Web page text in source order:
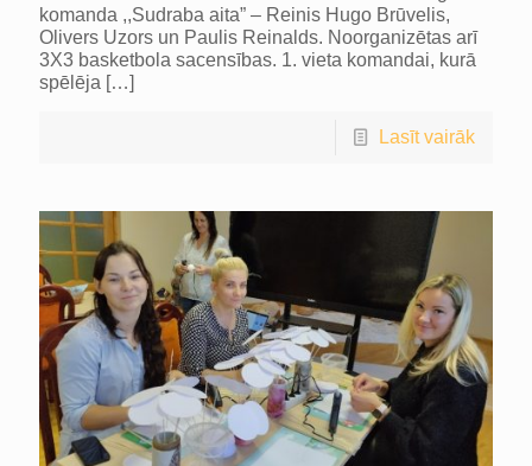
komanda ,,Sudraba aita” – Reinis Hugo Brūvelis,
Olivers Uzors un Paulis Reinalds. Noorganizētas arī
3X3 basketbola sacensības. 1. vieta komandai, kurā
spēlēja […]
Lasīt vairāk